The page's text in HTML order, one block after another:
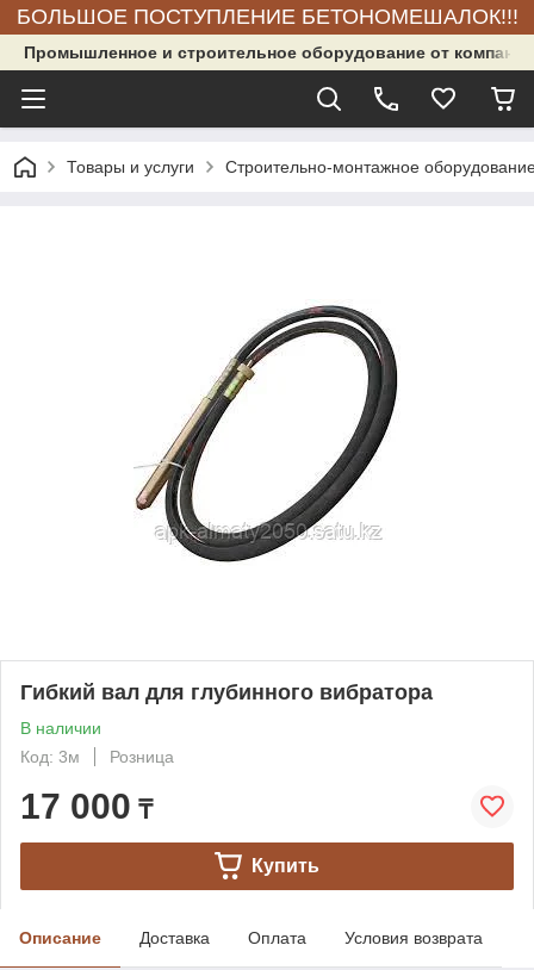
БОЛЬШОЕ ПОСТУПЛЕНИЕ БЕТОНОМЕШАЛОК!!!
Промышленное и строительное оборудование от
Товары и услуги Строительно-монтажное
Гибкий вал для глубинного вибратора
В наличии
Код: 3м
Розница
17 000 ₸
Купить
Описание Доставка Оплата Условия возврата